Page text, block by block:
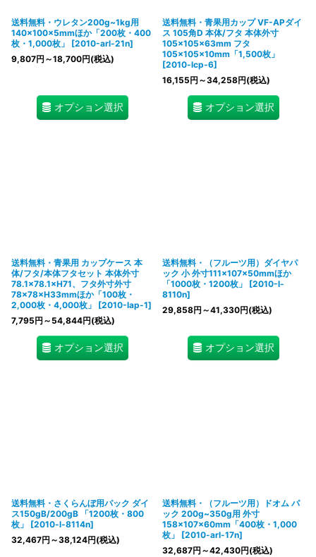
送料無料・ウレタン200g~1kg用
140×100×5mmほか「200枚・400
枚・1,000枚」
[2010-arl-21n]
9,807円 ～18,700円(税込)
オプション選択
送料無料・青果用カップ VF-APダイ
ス 105角D 本体/フタ 本体外寸
105×105×63mm フタ
105×105×10mm「1,500枚」
[2010-lcp-6]
16,155円 ～34,258円(税込)
オプション選択
送料無料・青果用 カップケース 本
体/フタ/本体フタセット 本体外寸
78.1×78.1×H71、フタ外寸外寸
78×78×H33mmほか「100枚・
2,000枚・4,000枚」
[2010-lap-1]
7,795円 ～54,844円(税込)
オプション選択
送料無料・（フルーツ用）ダイヤパ
ック 小 外寸111×107×50mmほか
「1000枚・1200枚」
[2010-l-
8110n]
29,858円 ～41,330円(税込)
オプション選択
送料無料・さくらんぼ用パック ダイ
ス150gB/200gB 「1200枚・800
枚」
[2010-l-8114n]
32,467円 ～38,124円(税込)
送料無料・（フルーツ用）ドオム パ
ック 200g~350g用 外寸
158×107×60mm「400枚・1,000
枚」
[2010-arl-17n]
32,687円 ～42,430円(税込)